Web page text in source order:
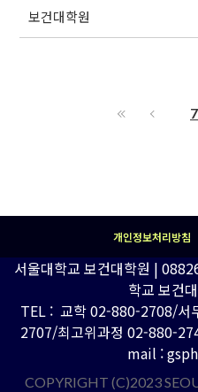
보건대학원
개인정보처리방침
서울대학교 보건대학원 |
학교 보건
TEL : 교학 02-880-2708/
2707/최고위과정 02-880-
mail :
COPYRIGHT (C)2023